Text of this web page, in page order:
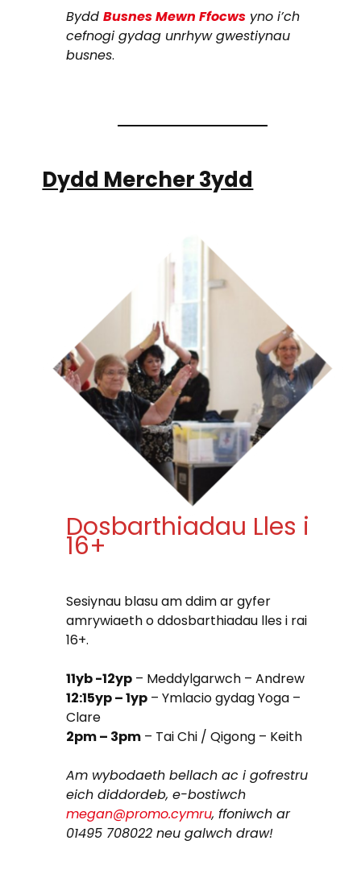
ByddBusnes Mewn Ffocws yno i’ch
cefnogi gydag unrhyw gwestiynau
busnes.
Dydd Mercher 3ydd
Dosbarthiadau Lles i
16+
Sesiynau blasu am ddim ar gyfer
amrywiaeth o ddosbarthiadau lles i rai
16+.
11yb -12yp – Meddylgarwch – Andrew
12:15yp – 1yp – Ymlacio gydag Yoga –
Clare
2pm – 3pm – Tai Chi / Qigong – Keith
Am wybodaeth bellach ac i gofrestru
eich diddordeb, e-bostiwch
megan@promo.cymru, ffoniwch ar
01495 708022 neu galwch draw!